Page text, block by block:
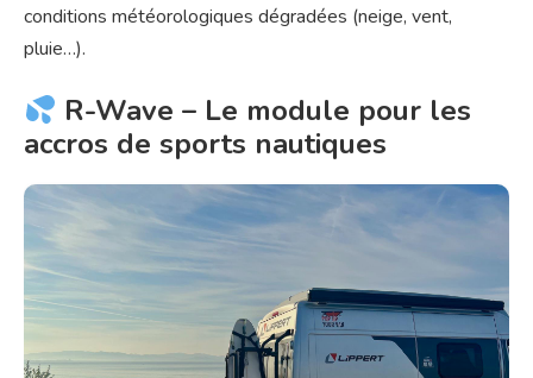
conditions météorologiques dégradées (neige, vent,
pluie…).
R-Wave – Le module pour les
accros de sports nautiques